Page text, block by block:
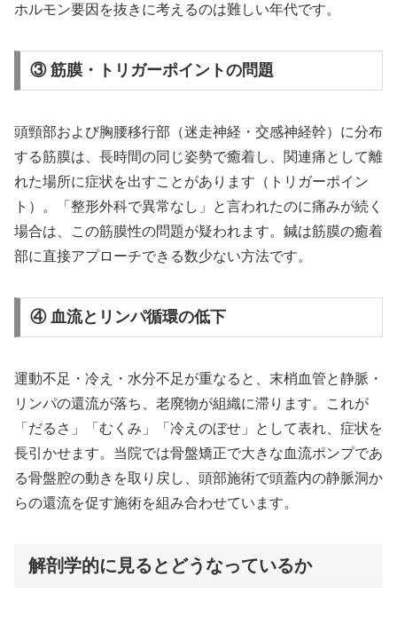
ホルモン要因を抜きに考えるのは難しい年代です。
③ 筋膜・トリガーポイントの問題
頭頸部および胸腰移行部（迷走神経・交感神経幹）に分布
する筋膜は、長時間の同じ姿勢で癒着し、関連痛として離
れた場所に症状を出すことがあります（トリガーポイン
ト）。「整形外科で異常なし」と言われたのに痛みが続く
場合は、この筋膜性の問題が疑われます。鍼は筋膜の癒着
部に直接アプローチできる数少ない方法です。
④ 血流とリンパ循環の低下
運動不足・冷え・水分不足が重なると、末梢血管と静脈・
リンパの還流が落ち、老廃物が組織に滞ります。これが
「だるさ」「むくみ」「冷えのぼせ」として表れ、症状を
長引かせます。当院では骨盤矯正で大きな血流ポンプであ
る骨盤腔の動きを取り戻し、頭部施術で頭蓋内の静脈洞か
らの還流を促す施術を組み合わせています。
解剖学的に見るとどうなっているか